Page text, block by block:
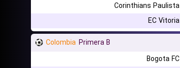
Corinthians Paulista
EC Vitoria
Colombia Primera B
Bogota FC